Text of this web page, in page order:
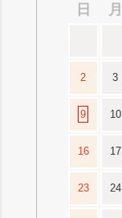
日
月
2 3
9 10
16 17
23 24